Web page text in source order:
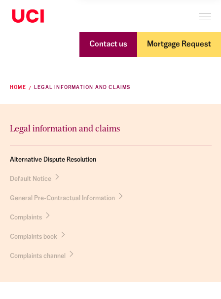
Contact us Mortgage Request
HOME LEGAL INFORMATION AND CLAIMS
Legal information and claims
Alternative Dispute Resolution
Default Notice
General Pre-Contractual Information
Complaints
Complaints book
Complaints channel